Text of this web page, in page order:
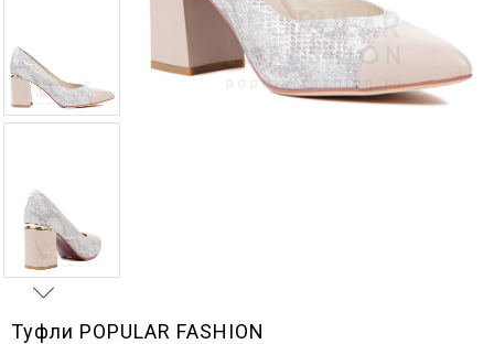
Туфли POPULAR FASHION